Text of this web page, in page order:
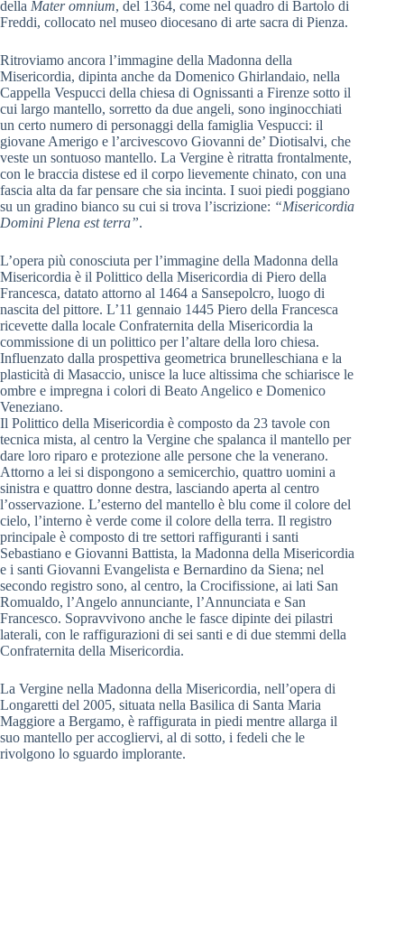
della Mater omnium, del 1364, come nel quadro di Bartolo di
Freddi, collocato nel museo diocesano di arte sacra di Pienza.
Ritroviamo ancora l’immagine della Madonna della
Misericordia, dipinta anche da Domenico Ghirlandaio, nella
Cappella Vespucci della chiesa di Ognissanti a Firenze sotto il
cui largo mantello, sorretto da due angeli, sono inginocchiati
un certo numero di personaggi della famiglia Vespucci: il
giovane Amerigo e l’arcivescovo Giovanni de’ Diotisalvi, che
veste un sontuoso mantello. La Vergine è ritratta frontalmente,
con le braccia distese ed il corpo lievemente chinato, con una
fascia alta da far pensare che sia incinta. I suoi piedi poggiano
su un gradino bianco su cui si trova l’iscrizione: “Misericordia
Domini Plena est terra”.
L’opera più conosciuta per l’immagine della Madonna della
Misericordia è il Polittico della Misericordia di Piero della
Francesca, datato attorno al 1464 a Sansepolcro, luogo di
nascita del pittore. L’11 gennaio 1445 Piero della Francesca
ricevette dalla locale Confraternita della Misericordia la
commissione di un polittico per l’altare della loro chiesa.
Influenzato dalla prospettiva geometrica brunelleschiana e la
plasticità di Masaccio, unisce la luce altissima che schiarisce le
ombre e impregna i colori di Beato Angelico e Domenico
Veneziano.
Il Polittico della Misericordia è composto da 23 tavole con
tecnica mista, al centro la Vergine che spalanca il mantello per
dare loro riparo e protezione alle persone che la venerano.
Attorno a lei si dispongono a semicerchio, quattro uomini a
sinistra e quattro donne destra, lasciando aperta al centro
l’osservazione. L’esterno del mantello è blu come il colore del
cielo, l’interno è verde come il colore della terra. Il registro
principale è composto di tre settori raffiguranti i santi
Sebastiano e Giovanni Battista, la Madonna della Misericordia
e i santi Giovanni Evangelista e Bernardino da Siena; nel
secondo registro sono, al centro, la Crocifissione, ai lati San
Romualdo, l’Angelo annunciante, l’Annunciata e San
Francesco. Sopravvivono anche le fasce dipinte dei pilastri
laterali, con le raffigurazioni di sei santi e di due stemmi della
Confraternita della Misericordia.
La Vergine nella Madonna della Misericordia, nell’opera di
Longaretti del 2005, situata nella Basilica di Santa Maria
Maggiore a Bergamo, è raffigurata in piedi mentre allarga il
suo mantello per accogliervi, al di sotto, i fedeli che le
rivolgono lo sguardo implorante.